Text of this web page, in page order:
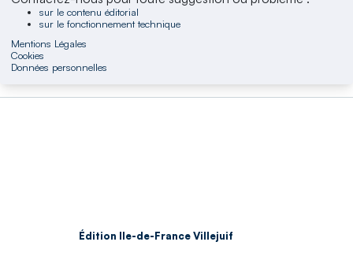
sur le contenu éditorial
sur le fonctionnement technique
Mentions Légales
Cookies
Données personnelles
Édition Ile-de-France Villejuif